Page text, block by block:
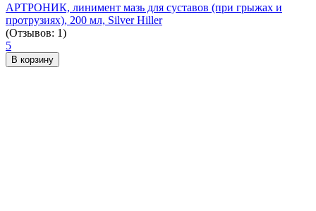
АРТРОНИК, линимент мазь для суставов (при грыжах и
протрузиях), 200 мл, Silver Hiller
(Отзывов: 1)
5
В корзину